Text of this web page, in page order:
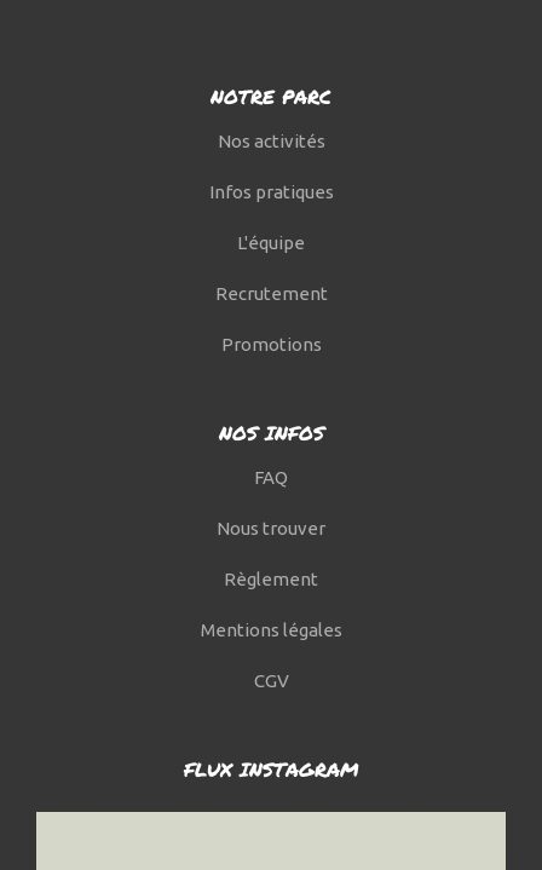
NOTRE PARC
Nos activités
Infos pratiques
L'équipe
Recrutement
Promotions
NOS INFOS
FAQ
Nous trouver
Règlement
Mentions légales
CGV
FLUX INSTAGRAM